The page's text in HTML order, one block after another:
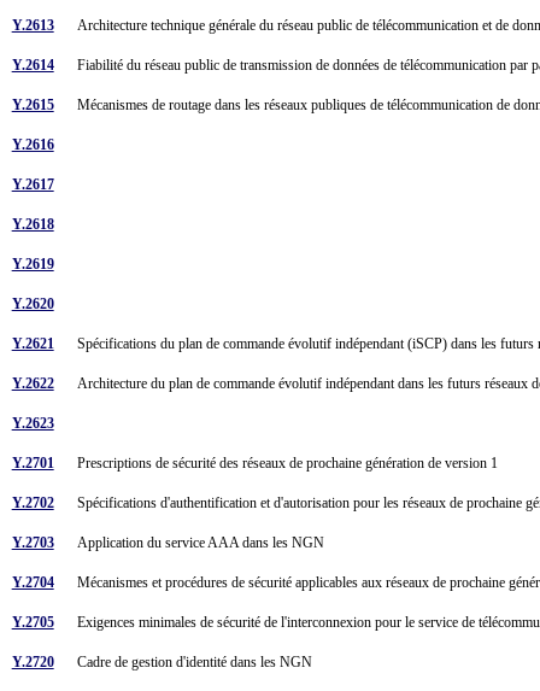
Y.2613 Architecture technique générale du réseau public de télécommunication et de
Y.2614 Fiabilité du réseau public de transmission de données de télécommunication
Y.2615 Mécanismes de routage dans les réseaux publiques de télécommunication de
Y.2616
Y.2617
Y.2618
Y.2619
Y.2620
Y.2621 Spécifications du plan de commande évolutif indépendant (iSCP) dans les
Y.2622 Architecture du plan de commande évolutif indépendant dans les futurs réseaux
Y.2623
Y.2701 Prescriptions de sécurité des réseaux de prochaine génération de version 1
Y.2702 Spécifications d'authentification et d'autorisation pour les réseaux de prochaine
Y.2703 Application du service AAA dans les NGN
Y.2704 Mécanismes et procédures de sécurité applicables aux réseaux de prochaine
Y.2705 Exigences minimales de sécurité de l'interconnexion pour le service de
Y.2720 Cadre de gestion d'identité dans les NGN